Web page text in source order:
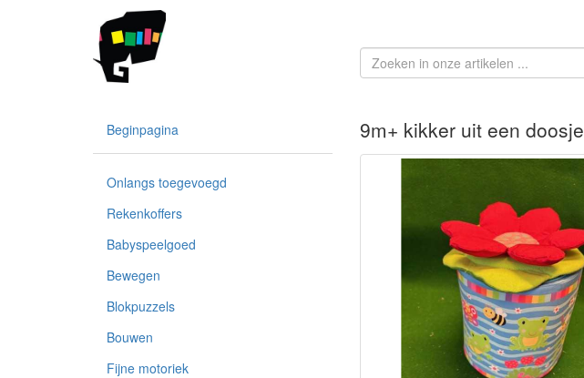
Beginpagina
Onlangs toegevoegd
Rekenkoffers
Babyspeelgoed
Bewegen
Blokpuzzels
Bouwen
Fijne motoriek
9m+ kikker uit een doosje